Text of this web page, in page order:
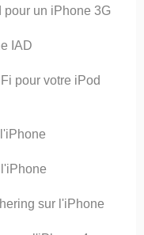
pour un iPhone 3G
IAD
pour votre iPod
sur l'iPhone